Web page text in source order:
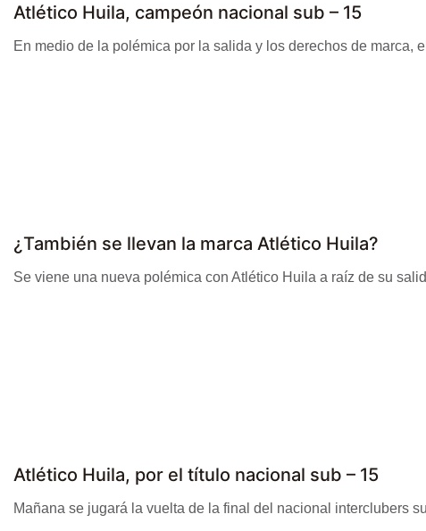
Atlético Huila, campeón nacional sub – 15
En medio de la polémica por la salida y los derechos de marca,
¿También se llevan la marca Atlético Huila?
Se viene una nueva polémica con Atlético Huila a raíz de su
Atlético Huila, por el título nacional sub – 15
Mañana se jugará la vuelta de la final del nacional interclubers